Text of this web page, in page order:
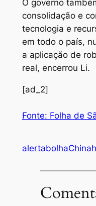
O governo
consolidação e
tecnologia e
em todo o país,
a aplicação de
real, encerrou Li.
[ad_2]
Fonte: Folha de
alertabolhaChina